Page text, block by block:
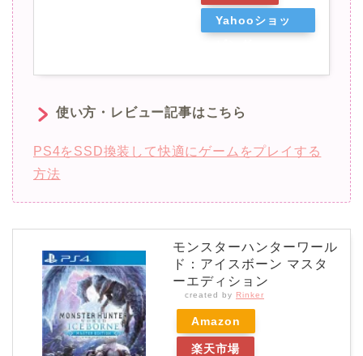
Yahooショッ
使い方・レビュー記事はこちら
PS4をSSD換装して快適にゲームをプレイする
方法
モンスターハンターワール
ド：アイスボーン マスタ
ーエディション
created by Rinker
Amazon
楽天市場